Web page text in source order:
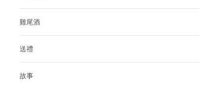
雞尾酒
送禮
故事